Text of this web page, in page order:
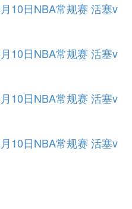
10日NBA常规赛 活塞v
10日NBA常规赛 活塞v
10日NBA常规赛 活塞v
10日NBA常规赛 活塞v